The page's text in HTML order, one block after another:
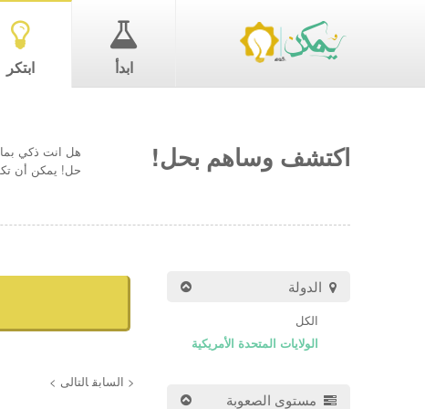
ابدأ ابتكر
اكتشف وساهم بحل!
هل انت ذكي بما
حل! يمكن أن
الدولة
الكل
الولايات المتحدة الأمريكية
مستوى الصعوبة
< السابق التالى >